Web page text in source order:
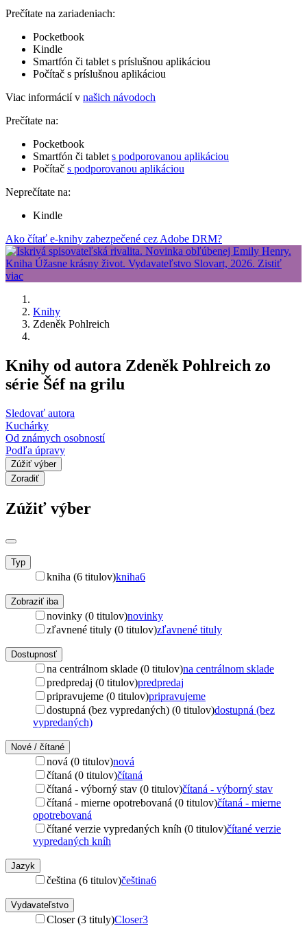
Prečítate na zariadeniach:
Pocketbook
Kindle
Smartfón či tablet s príslušnou aplikáciou
Počítač s príslušnou aplikáciou
Viac informácií v našich návodoch
Prečítate na:
Pocketbook
Smartfón či tablet s podporovanou aplikáciou
Počítač s podporovanou aplikáciou
Neprečítate na:
Kindle
Ako čítať e-knihy zabezpečené cez Adobe DRM?
Knihy
Zdeněk Pohlreich
Knihy od autora Zdeněk Pohlreich zo
série Šéf na grilu
Sledovať autora
Kuchárky
Od známych osobností
Podľa úpravy
Zúžiť výber
Zoradiť
Zúžiť výber
Typ
kniha (6 titulov)kniha6
Zobraziť iba
novinky (0 titulov)novinky
zľavnené tituly (0 titulov)zľavnené tituly
Dostupnosť
na centrálnom sklade (0 titulov)na centrálnom sklade
predpredaj (0 titulov)predpredaj
pripravujeme (0 titulov)pripravujeme
dostupná (bez vypredaných) (0 titulov)dostupná (bez
vypredaných)
Nové / čítané
nová (0 titulov)nová
čítaná (0 titulov)čítaná
čítaná - výborný stav (0 titulov)čítaná - výborný stav
čítaná - mierne opotrebovaná (0 titulov)čítaná - mierne
opotrebovaná
čítané verzie vypredaných kníh (0 titulov)čítané verzie
vypredaných kníh
Jazyk
čeština (6 titulov)čeština6
Vydavateľstvo
Closer (3 tituly)Closer3